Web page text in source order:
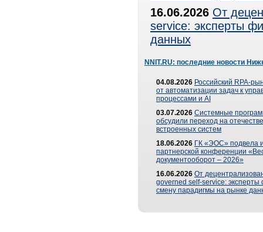
16.06.2026 От
service: эксперты
данных
NNIT.RU: последние новости
04.08.2026 Российский RPA-
от автоматизации задач к
процессами и AI
03.07.2026 Системные
обсудили переход на
встроенных систем
18.06.2026 ГК «ЭОС» подвела
партнерской конференции
документооборот – 2026»
16.06.2026 От
governed self-service: эксперты
смену парадигмы на рынке